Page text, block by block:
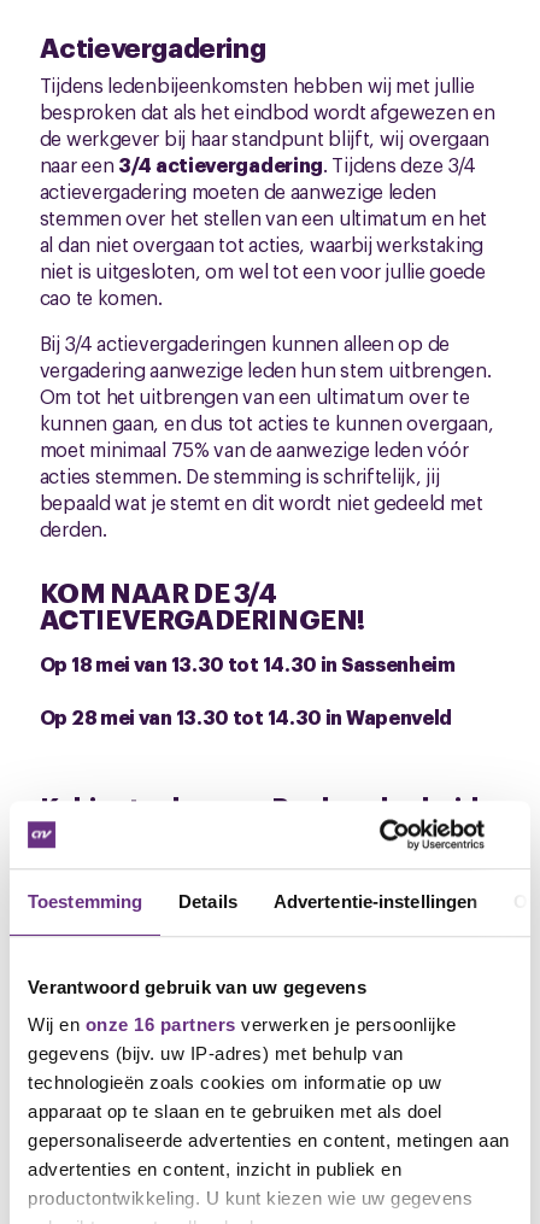
Toestemming Details Advertentie-instellingen
Verantwoord gebruik van uw gegevens
Wij en onze 16 partners verwerken je persoonlijke
gegevens (bijv. uw IP-adres) met behulp van
technologieën zoals cookies om informatie op uw
apparaat op te slaan en te gebruiken met als doel
gepersonaliseerde advertenties en content, metingen aan
advertenties en content, inzicht in publiek en
productontwikkeling. U kunt kiezen wie uw gegevens
Actievergadering
Tijdens ledenbijeenkomsten hebben wij met jullie
besproken dat als het eindbod wordt afgewezen en
de werkgever bij haar standpunt blijft, wij overgaan
naar een 3/4 actievergadering. Tijdens deze 3/4
actievergadering moeten de aanwezige leden
stemmen over het stellen van een ultimatum en het
al dan niet overgaan tot acties, waarbij werkstaking
niet is uitgesloten, om wel tot een voor jullie goede
cao te komen.
Bij 3/4 actievergaderingen kunnen alleen op de
vergadering aanwezige leden hun stem uitbrengen.
Om tot het uitbrengen van een ultimatum over te
kunnen gaan, en dus tot acties te kunnen overgaan,
moet minimaal 75% van de aanwezige leden vóór
acties stemmen. De stemming is schriftelijk, jij
bepaald wat je stemt en dit wordt niet gedeeld met
derden.
KOM NAAR DE 3/4
ACTIEVERGADERINGEN!
Op 18 mei van 13.30 tot 14.30 in Sassenheim
Op 28 mei van 13.30 tot 14.30 in Wapenveld
Kabinetsplannen: Pech, zekerheid
weg.
Je hebt vast al wel iets meegekregen van de plannen
die het nieuwe kabinet heeft. Deze plannen raken
mensen juist op de momenten dat je zekerheid
(WIA) of bijna met pensioen gaat (AOW).
CNV vindt dat werkenden niet mogen opdraaien
voor bezuinigingen en wij eisen van kabinet Jetten:
Stop de WW-afbraak. Behoud de WW-duur van
24 maanden.
Stop de WIA-bezuinigingen. Investeer erin.
Stop de verhoging van de AOW-leeftijd.